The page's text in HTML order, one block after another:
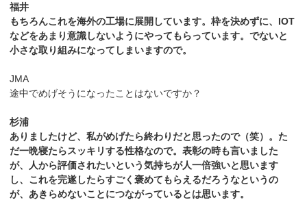
福井
もちろんこれを海外の工場に展開しています。枠を決めずに、IOT
などをあまり意識しないようにやってもらっています。でないと
小さな取り組みになってしまいますので。
JMA
途中でめげそうになったことはないですか？
杉浦
ありましたけど、私がめげたら終わりだと思ったので（笑）。た
だ一晩寝たらスッキリする性格なので。表彰の時も言いました
が、人から評価されたいという気持ちが人一倍強いと思います
し、これを完遂したらすごく褒めてもらえるだろうなというの
が、あきらめないことにつながっているとは思います。